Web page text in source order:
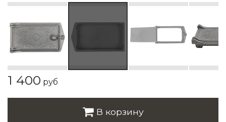
1 400 руб
В корзину